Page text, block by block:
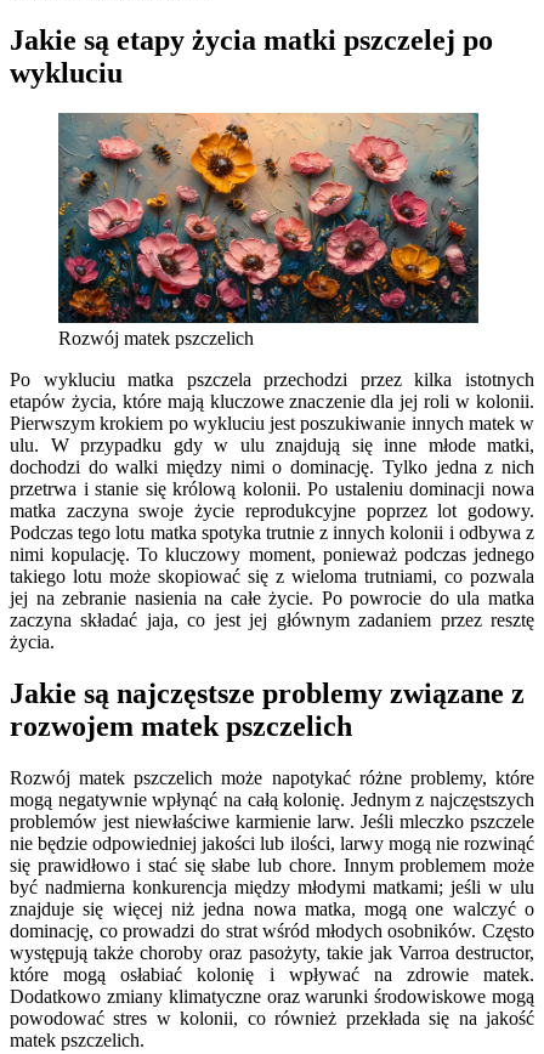
Jakie są etapy życia matki pszczelej po
wykluciu
Rozwój matek pszczelich
Po wykluciu matka pszczela przechodzi przez kilka istotnych
etapów życia, które mają kluczowe znaczenie dla jej roli w kolonii.
Pierwszym krokiem po wykluciu jest poszukiwanie innych matek w
ulu. W przypadku gdy w ulu znajdują się inne młode matki,
dochodzi do walki między nimi o dominację. Tylko jedna z nich
przetrwa i stanie się królową kolonii. Po ustaleniu dominacji nowa
matka zaczyna swoje życie reprodukcyjne poprzez lot godowy.
Podczas tego lotu matka spotyka trutnie z innych kolonii i odbywa z
nimi kopulację. To kluczowy moment, ponieważ podczas jednego
takiego lotu może skopiować się z wieloma trutniami, co pozwala
jej na zebranie nasienia na całe życie. Po powrocie do ula matka
zaczyna składać jaja, co jest jej głównym zadaniem przez resztę
życia.
Jakie są najczęstsze problemy związane z
rozwojem matek pszczelich
Rozwój matek pszczelich może napotykać różne problemy, które
mogą negatywnie wpłynąć na całą kolonię. Jednym z najczęstszych
problemów jest niewłaściwe karmienie larw. Jeśli mleczko pszczele
nie będzie odpowiedniej jakości lub ilości, larwy mogą nie rozwinąć
się prawidłowo i stać się słabe lub chore. Innym problemem może
być nadmierna konkurencja między młodymi matkami; jeśli w ulu
znajduje się więcej niż jedna nowa matka, mogą one walczyć o
dominację, co prowadzi do strat wśród młodych osobników. Często
występują także choroby oraz pasożyty, takie jak Varroa destructor,
które mogą osłabiać kolonię i wpływać na zdrowie matek.
Dodatkowo zmiany klimatyczne oraz warunki środowiskowe mogą
powodować stres w kolonii, co również przekłada się na jakość
matek pszczelich.